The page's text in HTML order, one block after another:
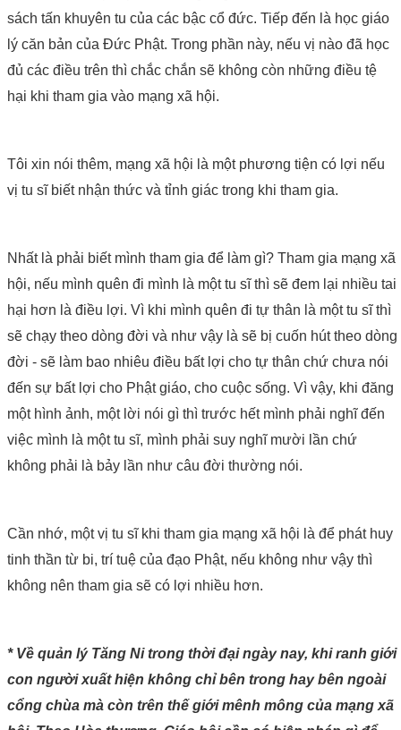
sách tấn khuyên tu của các bậc cổ đức. Tiếp đến là học giáo
lý căn bản của Đức Phật. Trong phần này, nếu vị nào đã học
đủ các điều trên thì chắc chắn sẽ không còn những điều tệ
hại khi tham gia vào mạng xã hội.
Tôi xin nói thêm, mạng xã hội là một phương tiện có lợi nếu
vị tu sĩ biết nhận thức và tỉnh giác trong khi tham gia.
Nhất là phải biết mình tham gia để làm gì? Tham gia mạng xã
hội, nếu mình quên đi mình là một tu sĩ thì sẽ đem lại nhiều tai
hại hơn là điều lợi. Vì khi mình quên đi tự thân là một tu sĩ thì
sẽ chạy theo dòng đời và như vậy là sẽ bị cuốn hút theo dòng
đời - sẽ làm bao nhiêu điều bất lợi cho tự thân chứ chưa nói
đến sự bất lợi cho Phật giáo, cho cuộc sống. Vì vậy, khi đăng
một hình ảnh, một lời nói gì thì trước hết mình phải nghĩ đến
việc mình là một tu sĩ, mình phải suy nghĩ mười lần chứ
không phải là bảy lần như câu đời thường nói.
Cần nhớ, một vị tu sĩ khi tham gia mạng xã hội là để phát huy
tinh thần từ bi, trí tuệ của đạo Phật, nếu không như vậy thì
không nên tham gia sẽ có lợi nhiều hơn.
* Về quản lý Tăng Ni trong thời đại ngày nay, khi ranh giới
con người xuất hiện không chỉ bên trong hay bên ngoài
cổng chùa mà còn trên thế giới mênh mông của mạng xã